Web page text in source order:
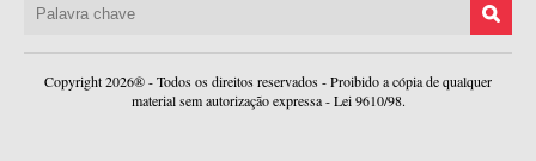
Copyright 2026® - Todos os direitos reservados - Proibido a cópia de qualquer
material sem autorização expressa - Lei 9610/98.